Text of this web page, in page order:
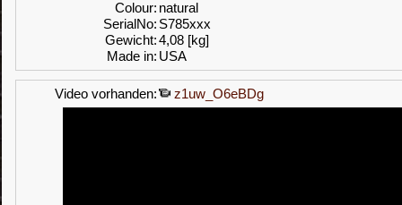
Colour: natural
SerialNo: S785xxx
Gewicht:4,08 [kg]
Made in: USA
Video vorhanden: z1uw_O6eBDg